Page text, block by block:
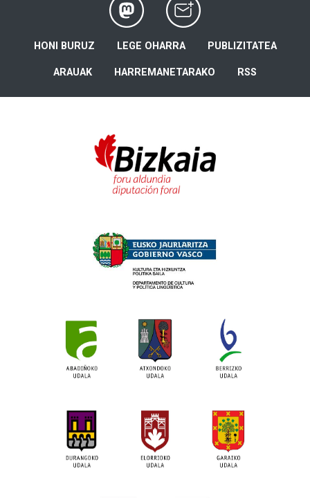
HONI BURUZ LEGE OHARRA PUBLIZITATEA
ARAUAK HARREMANETARAKO RSS